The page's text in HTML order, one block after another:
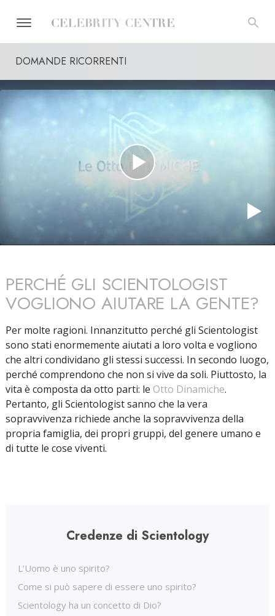
DOMANDE RICORRENTI
PERCHÉ GLI SCIENTOLOGIST
VOGLIONO AIUTARE LA GENTE?
Per molte ragioni. Innanzitutto perché gli Scientologist
sono stati enormemente aiutati a loro volta e vogliono
che altri condividano gli stessi successi. In secondo luogo,
perché comprendono che non si vive da soli. Piuttosto, la
vita è composta da otto parti: le Otto Dinamiche.
Pertanto, gli Scientologist sanno che la vera
sopravvivenza richiede anche la sopravvivenza della
propria famiglia, dei propri gruppi, del genere umano e
di tutte le cose viventi.
Credenze di Scientology
L’Uomo è uno spirito?
Come si può sapere di essere uno spirito?
Scientology ha un concetto di Dio?